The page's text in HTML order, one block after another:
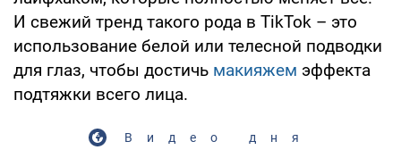
И свежий тренд такого рода в TikTok – это
использование белой или телесной подводки
для глаз, чтобы достичь макияжем эффекта
подтяжки всего лица.
Видео дня